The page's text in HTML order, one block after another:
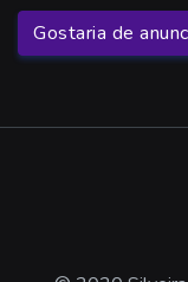
Gostaria de